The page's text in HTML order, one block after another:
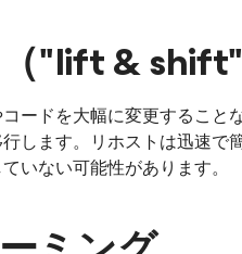
"lift & shift"
ードを大幅に変更するこ
します。リホストは迅速
いない可能性があります。